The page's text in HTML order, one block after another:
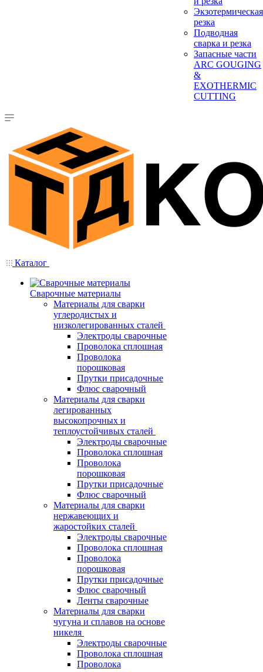
Экзотермическая
резка
Подводная
сварка и резка
Запасные части
ARC GOUGING
&
EXOTHERMIC
CUTTING
Каталог
Сварочные материалы
Материалы для сварки
углеродистых и
низколегированных сталей
Электроды сварочные
Проволока сплошная
Проволока
порошковая
Прутки присадочные
Флюс сварочный
Материалы для сварки
легированных
высокопрочных и
теплоустойчивых сталей
Электроды сварочные
Проволока сплошная
Проволока
порошковая
Прутки присадочные
Флюс сварочный
Материалы для сварки
нержавеющих и
жаростойких сталей
Электроды сварочные
Проволока сплошная
Проволока
порошковая
Прутки присадочные
Флюс сварочный
Ленты сварочные
Материалы для сварки
чугуна и сплавов на основе
никеля
Электроды сварочные
Проволока сплошная
Проволока